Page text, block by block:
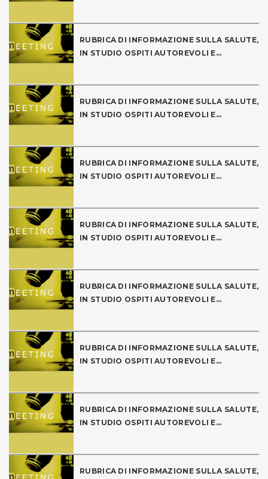
RUBRICA DI INFORMAZIONE SULLA SALUTE,
IN STUDIO OSPITI AUTOREVOLI E...
RUBRICA DI INFORMAZIONE SULLA SALUTE,
IN STUDIO OSPITI AUTOREVOLI E...
RUBRICA DI INFORMAZIONE SULLA SALUTE,
IN STUDIO OSPITI AUTOREVOLI E...
RUBRICA DI INFORMAZIONE SULLA SALUTE,
IN STUDIO OSPITI AUTOREVOLI E...
RUBRICA DI INFORMAZIONE SULLA SALUTE,
IN STUDIO OSPITI AUTOREVOLI E...
RUBRICA DI INFORMAZIONE SULLA SALUTE,
IN STUDIO OSPITI AUTOREVOLI E...
RUBRICA DI INFORMAZIONE SULLA SALUTE,
IN STUDIO OSPITI AUTOREVOLI E...
RUBRICA DI INFORMAZIONE SULLA SALUTE,